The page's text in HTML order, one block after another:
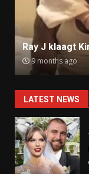
Ray J klaagt
9 months ago
LATEST NEWS